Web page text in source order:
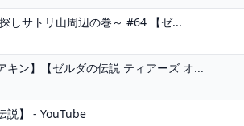
しサトリ山周辺の巻～ #64 【ゼ...
ン】【ゼルダの伝説 ティアーズ オ...
説】 - YouTube